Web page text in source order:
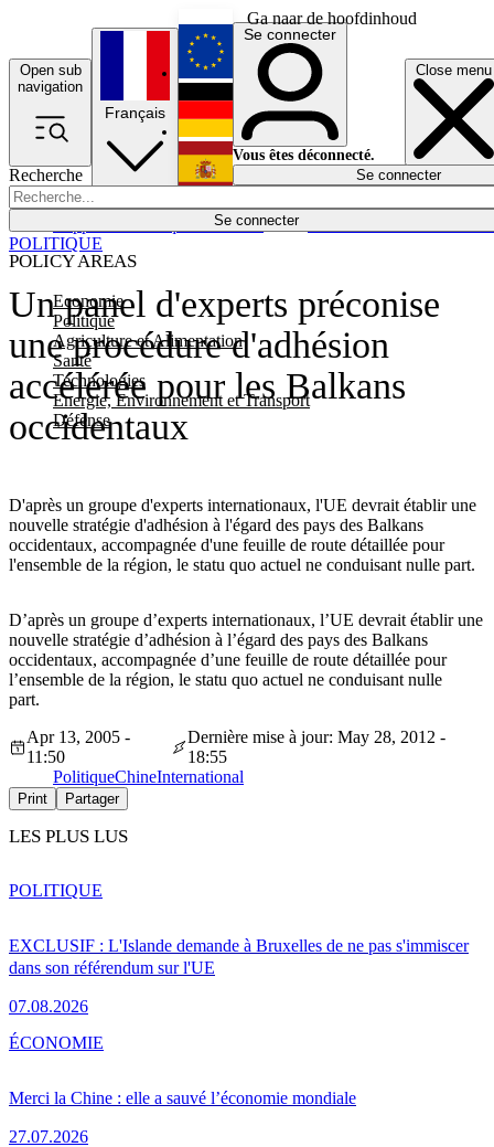
Ga naar de hoofdinhoud
Open sub
navigation
Close menu
Recherche
Se connecter
POLICY AREAS
Economie
Politique
Agriculture et Alimentation
Santé
Technologies
Energie, Environnement et Transport
Défense
Économie
Français
English
Deutsch
Español
Se connecter
Vous êtes déconnecté.
Se connecter
Un panel d'experts préconise
une procédure d'adhésion
accélérée pour les Balkans
occidentaux
D'après un groupe d'experts internationaux, l'UE devrait établir une
nouvelle stratégie d'adhésion à l'égard des pays des Balkans
occidentaux, accompagnée d'une feuille de route détaillée pour
l'ensemble de la région, le statu quo actuel ne conduisant nulle part.
POLITIQUE
D’après un groupe d’experts internationaux, l’UE devrait établir une
nouvelle stratégie d’adhésion à l’égard des pays des Balkans
occidentaux, accompagnée d’une feuille de route détaillée pour
l’ensemble de la région, le statu quo actuel ne conduisant nulle
part.
Apr 13, 2005 -
11:50
Dernière mise à jour: May 28, 2012 -
18:55
PolitiqueChineInternational
Print Partager
LES PLUS LUS
EXCLUSIF : L'Islande demande à Bruxelles de ne pas s'immiscer
dans son référendum sur l'UE
07.08.2026
POLITIQUE
Merci la Chine : elle a sauvé l’économie mondiale
27.07.2026
ÉCONOMIE